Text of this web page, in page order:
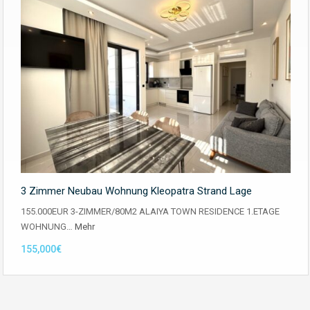
3 Zimmer Neubau Wohnung Kleopatra Strand Lage
155.000EUR 3-ZIMMER/80M2 ALAIYA TOWN RESIDENCE 1.ETAGE
WOHNUNG… Mehr
155,000€